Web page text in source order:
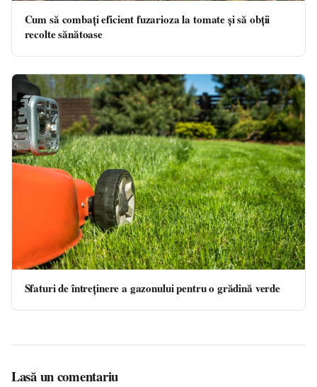
Cum să combați eficient fuzarioza la tomate și să obții
recolte sănătoase
Sfaturi de întreținere a gazonului pentru o grădină verde
Lasă un comentariu